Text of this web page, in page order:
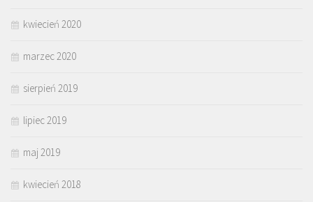
kwiecień 2020
marzec 2020
sierpień 2019
lipiec 2019
maj 2019
kwiecień 2018